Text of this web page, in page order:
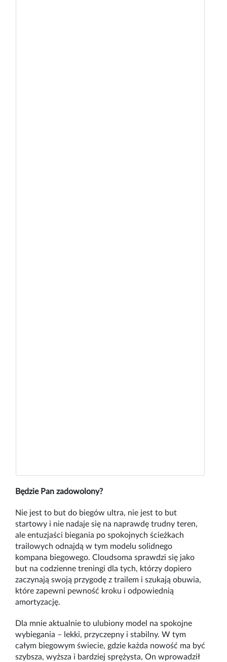
Będzie Pan zadowolony?
Nie jest to but do biegów ultra, nie jest to but
startowy i nie nadaje się na naprawdę trudny teren,
ale entuzjaści biegania po spokojnych ścieżkach
trailowych odnajdą w tym modelu solidnego
kompana biegowego. Cloudsoma sprawdzi się jako
but na codzienne treningi dla tych, którzy dopiero
zaczynają swoją przygodę z trailem i szukają obuwia,
które zapewni pewność kroku i odpowiednią
amortyzację.
Dla mnie aktualnie to ulubiony model na spokojne
wybiegania – lekki, przyczepny i stabilny. W tym
całym biegowym świecie, gdzie każda nowość ma być
szybsza, wyższa i bardziej sprężysta, On wprowadził